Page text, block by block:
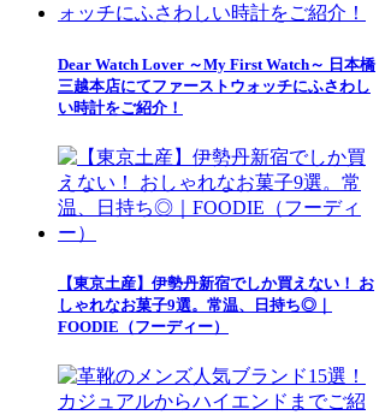
Dear Watch Lover ～My First Watch～ 日本橋
三越本店にてファーストウォッチにふさわし
い時計をご紹介！
【東京土産】伊勢丹新宿でしか買えない！ お
しゃれなお菓子9選。常温、日持ち◎｜
FOODIE（フーディー）